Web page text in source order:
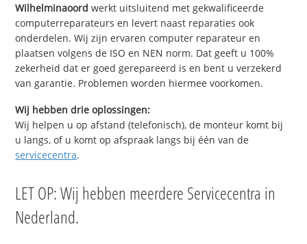
Wilhelminaoord werkt uitsluitend met gekwalificeerde
computerreparateurs en levert naast reparaties ook
onderdelen. Wij zijn ervaren computer reparateur en
plaatsen volgens de ISO en NEN norm. Dat geeft u 100%
zekerheid dat er goed gerepareerd is en bent u verzekerd
van garantie. Problemen worden hiermee voorkomen.
Wij hebben drie oplossingen:
Wij helpen u op afstand (telefonisch), de monteur komt bij
u langs, of u komt op afspraak langs bij één van de
servicecentra.
LET OP: Wij hebben meerdere Servicecentra in
Nederland.